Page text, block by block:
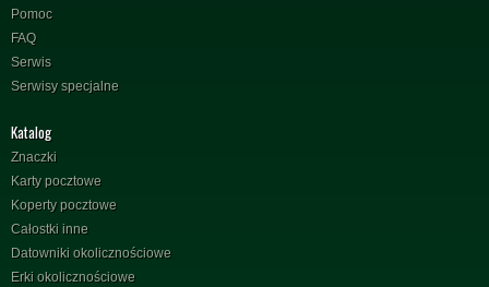
Pomoc
FAQ
Serwis
Serwisy specjalne
Katalog
Znaczki
Karty pocztowe
Koperty pocztowe
Całostki inne
Datowniki okolicznościowe
Erki okolicznościowe